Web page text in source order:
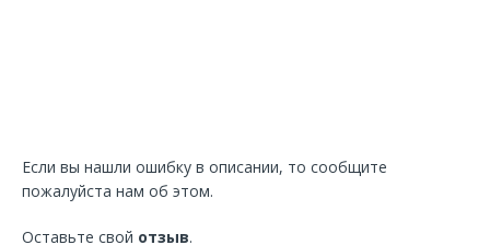
Если вы нашли ошибку в описании, то сообщите
пожалуйста нам об этом.
Оставьте свой отзыв.